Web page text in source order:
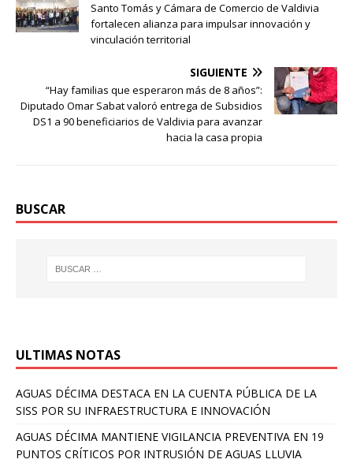
Santo Tomás y Cámara de Comercio de Valdivia
fortalecen alianza para impulsar innovación y
vinculación territorial
SIGUIENTE
“Hay familias que esperaron más de 8 años”:
Diputado Omar Sabat valoró entrega de Subsidios
DS1 a 90 beneficiarios de Valdivia para avanzar
hacia la casa propia
BUSCAR
ULTIMAS NOTAS
AGUAS DÉCIMA DESTACA EN LA CUENTA PÚBLICA DE LA
SISS POR SU INFRAESTRUCTURA E INNOVACIÓN
AGUAS DÉCIMA MANTIENE VIGILANCIA PREVENTIVA EN 19
PUNTOS CRÍTICOS POR INTRUSIÓN DE AGUAS LLUVIA